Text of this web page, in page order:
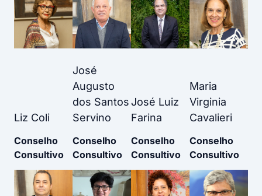
Liz Coli
Conselho
Consultivo
José
Augusto
dos Santos
Servino
Conselho
Consultivo
José Luiz
Farina
Conselho
Consultivo
Maria
Virginia
Cavalieri
Conselho
Consultivo